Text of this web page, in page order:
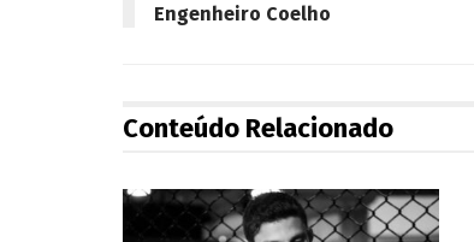
Engenheiro Coelho
Conteúdo Relacionado